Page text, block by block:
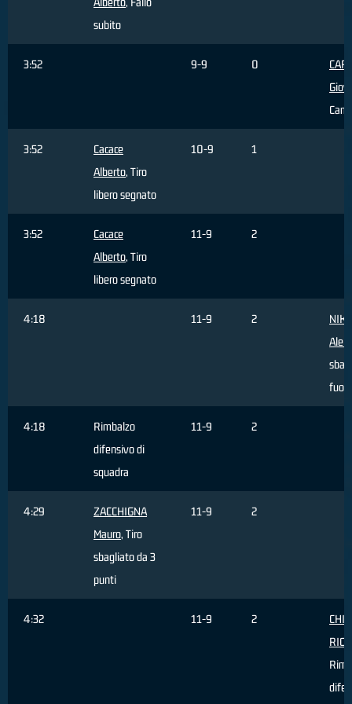
subito
3:52 9-9 0
3:52
Cacace
Alberto, Tiro
libero segnato
10-9 1
3:52
Cacace
Alberto, Tiro
libero segnato
11-9 2
4:18 11-9 2
fuori
4:18
Rimbalzo
difensivo di
squadra
11-9 2
4:29
ZACCHIGNA
Mauro, Tiro
sbagliato da 3
punti
11-9 2
4:32 11-9 2